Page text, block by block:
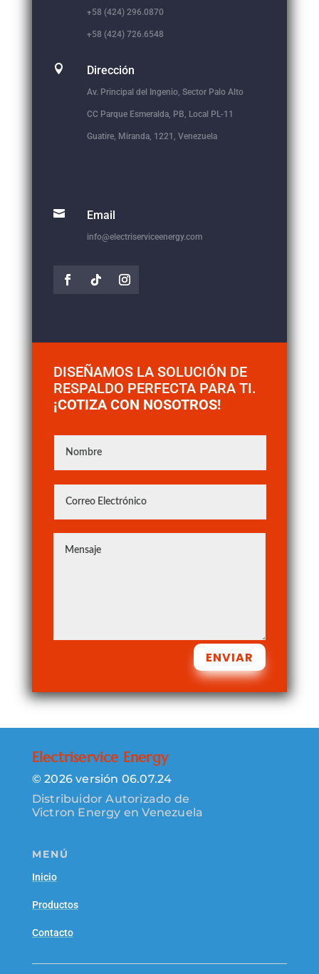
+58 (424) 296.0870
+58 (424) 726.6548
 Dirección
Av. Principal del Ingenio, Sector Palo Alto
CC Parque Esmeralda, PB, Local PL-11
Guatire, Miranda, 1221, Venezuela
 Email
info@electriserviceenergy.com
DISEÑAMOS LA SOLUCIÓN DE
RESPALDO PERFECTA PARA TI.
¡COTIZA CON NOSOTROS!
ENVIAR
Electriservice Energy
© 2026 versión 06.07.24
Distribuidor Autorizado de
Victron Energy en Venezuela
MENÚ
Inicio
Productos
Contacto